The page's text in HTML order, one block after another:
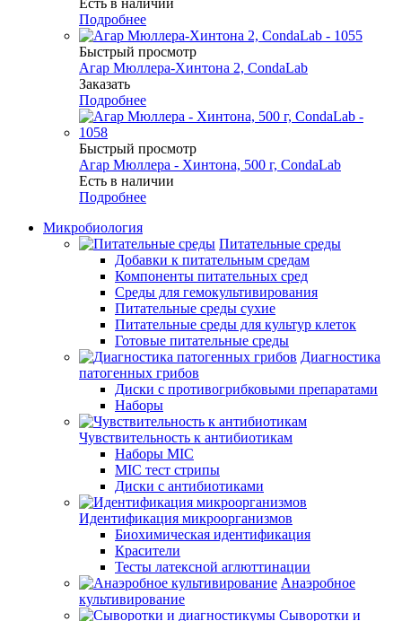
Есть в наличии
Подробнее
Быстрый просмотр
Агар Мюллера-Хинтона 2, CondaLab
Заказать
Подробнее
Быстрый просмотр
Агар Мюллера - Хинтона, 500 г, CondaLab
Есть в наличии
Подробнее
Микробиология
Питательные среды
Добавки к питательным средам
Компоненты питательных сред
Среды для гемокультивирования
Питательные среды сухие
Питательные среды для культур клеток
Готовые питательные среды
Диагностика
патогенных грибов
Диски с противогрибковыми препаратами
Наборы
Чувствительность к антибиотикам
Наборы MIC
MIC тест стрипы
Диски с антибиотиками
Идентификация микроорганизмов
Биохимическая идентификация
Красители
Тесты латексной аглюттинации
Анаэробное
культивирование
Сыворотки и